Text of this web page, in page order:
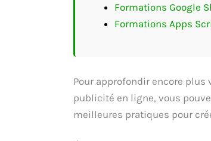
Formations Google
Formations Apps
Pour approfondir encore
publicité en ligne, vous
meilleures pratiques pour